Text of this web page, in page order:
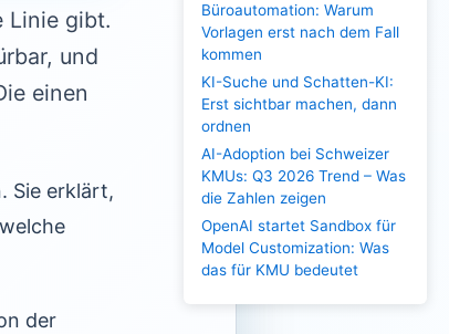
Linie gibt.
und
einen
Sie erklärt,
der
Büroautomation: Warum
Vorlagen erst nach dem Fall
kommen
KI-Suche und Schatten-KI:
Erst sichtbar machen, dann
ordnen
AI-Adoption bei Schweizer
KMUs: Q3 2026 Trend – Was
die Zahlen zeigen
OpenAI startet Sandbox für
Model Customization: Was
das für KMU bedeutet